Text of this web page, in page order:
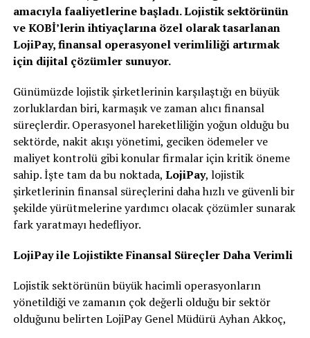
amacıyla faaliyetlerine başladı. Lojistik sektörünün
ve KOBİ’lerin ihtiyaçlarına özel olarak tasarlanan
LojiPay, finansal operasyonel verimliliği artırmak
için dijital çözümler sunuyor.
Günümüzde lojistik şirketlerinin karşılaştığı en büyük
zorluklardan biri, karmaşık ve zaman alıcı finansal
süreçlerdir. Operasyonel hareketliliğin yoğun olduğu bu
sektörde, nakit akışı yönetimi, geciken ödemeler ve
maliyet kontrolü gibi konular firmalar için kritik öneme
sahip. İşte tam da bu noktada, LojiPay, lojistik
şirketlerinin finansal süreçlerini daha hızlı ve güvenli bir
şekilde yürütmelerine yardımcı olacak çözümler sunarak
fark yaratmayı hedefliyor.
LojiPay ile Lojistikte Finansal Süreçler Daha Verimli
Lojistik sektörünün büyük hacimli operasyonların
yönetildiği ve zamanın çok değerli olduğu bir sektör
olduğunu belirten LojiPay Genel Müdürü Ayhan Akkoç,